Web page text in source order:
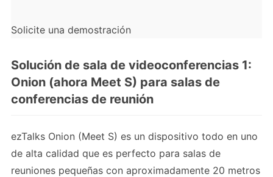
Solicite una demostración
Solución de sala de videoconferencias 1:
Onion (ahora Meet S) para salas de
conferencias de reunión
ezTalks Onion (Meet S) es un dispositivo todo en uno
de alta calidad que es perfecto para salas de
reuniones pequeñas con aproximadamente 20 metros